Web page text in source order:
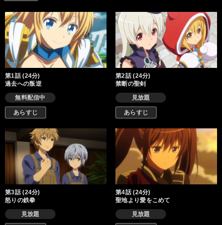
第1話 (24分)
過去への叛逆
無料配信中
あらすじ
第2話 (24分)
禁断の聖剣
見放題
あらすじ
第3話 (24分)
怒りの鉄拳
見放題
第4話 (24分)
聖地より愛をこめて
見放題